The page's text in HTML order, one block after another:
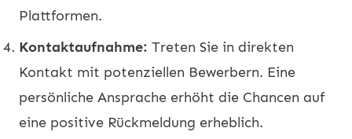
Plattformen.
Kontaktaufnahme: Treten Sie in direkten
Kontakt mit potenziellen Bewerbern. Eine
persönliche Ansprache erhöht die Chancen auf
eine positive Rückmeldung erheblich.